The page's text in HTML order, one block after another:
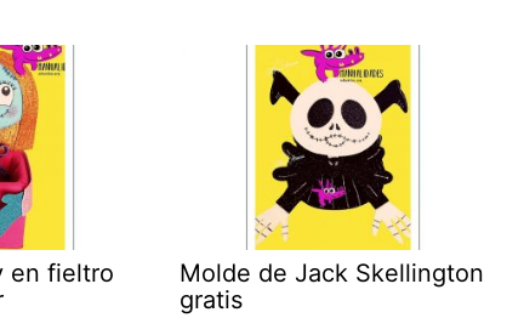
en fieltro
Molde de Jack Skellington
gratis